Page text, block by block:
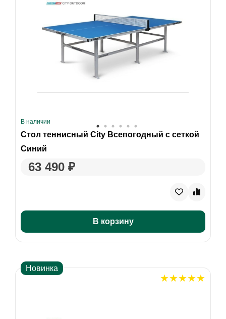
В наличии
Стол теннисный City Всепогодный с сеткой
Синий
63 490 ₽
В корзину
Новинка